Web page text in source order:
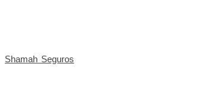
Shamah Seguros